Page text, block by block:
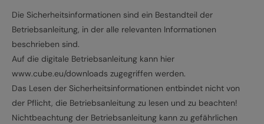
Die Sicherheitsinformationen sind ein Bestandteil der
Betriebsanleitung, in der alle relevanten Informationen
beschrieben sind.
Auf die digitale Betriebsanleitung kann hier
www.cube.eu/downloads zugegriffen werden.
Das Lesen der Sicherheitsinformationen entbindet nicht von
der Pflicht, die Betriebsanleitung zu lesen und zu beachten!
Nichtbeachtung der Betriebsanleitung kann zu gefährlichen